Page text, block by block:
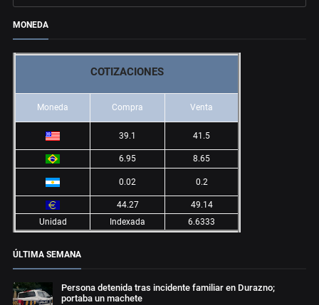
MONEDA
COTIZACIONES
Moneda Compra Venta
39.1 41.5
6.95 8.65
0.02 0.2
44.27
49.14
Unidad
Indexada 6.6333
ÚLTIMA SEMANA
Persona detenida tras incidente familiar en Durazno;
portaba un machete